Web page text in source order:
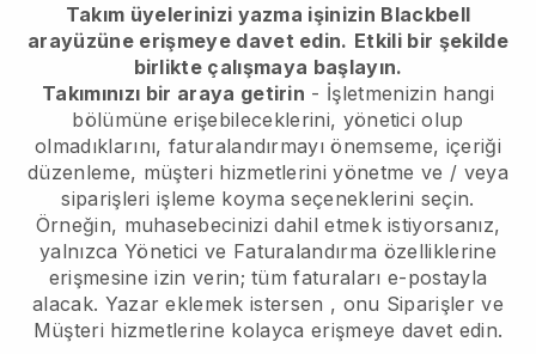
Takım üyelerinizi yazma işinizin Blackbell
arayüzüne erişmeye davet edin. Etkili bir şekilde
birlikte çalışmaya başlayın.
Takımınızı bir araya getirin - İşletmenizin hangi
bölümüne erişebileceklerini, yönetici olup
olmadıklarını, faturalandırmayı önemseme, içeriği
düzenleme, müşteri hizmetlerini yönetme ve / veya
siparişleri işleme koyma seçeneklerini seçin.
Örneğin, muhasebecinizi dahil etmek istiyorsanız,
yalnızca Yönetici ve Faturalandırma özelliklerine
erişmesine izin verin; tüm faturaları e-postayla
alacak. Yazar eklemek istersen , onu Siparişler ve
Müşteri hizmetlerine kolayca erişmeye davet edin.